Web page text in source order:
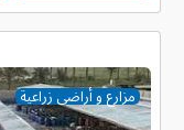
مزارع و أراضى زراعية